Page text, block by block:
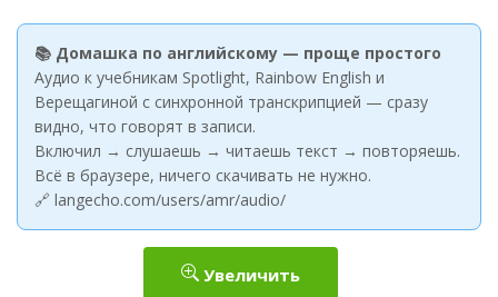
📚 Домашка по английскому — проще простого
Аудио к учебникам Spotlight, Rainbow English и
Верещагиной с синхронной транскрипцией — сразу
видно, что говорят в записи.
Включил → слушаешь → читаешь текст → повторяешь.
Всё в браузере, ничего скачивать не нужно.
🔗 langecho.com/users/amr/audio/
Увеличить